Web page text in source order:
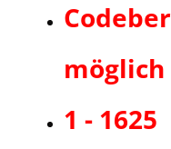
möglich
1 - 1625